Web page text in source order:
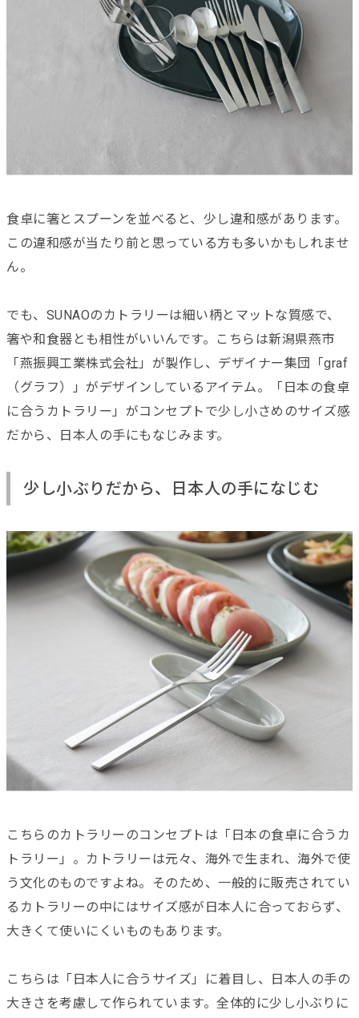
食卓に箸とスプーンを並べると、少し違和感があります。
この違和感が当たり前と思っている方も多いかもしれませ
ん。
でも、SUNAOのカトラリーは細い柄とマットな質感で、
箸や和食器とも相性がいいんです。こちらは新潟県燕市
「燕振興工業株式会社」が製作し、デザイナー集団「graf
（グラフ）」がデザインしているアイテム。「日本の食卓
に合うカトラリー」がコンセプトで少し小さめのサイズ感
だから、日本人の手にもなじみます。
少し小ぶりだから、日本人の手になじむ
こちらのカトラリーのコンセプトは「日本の食卓に合うカ
トラリー」。カトラリーは元々、海外で生まれ、海外で使
う文化のものですよね。そのため、一般的に販売されてい
るカトラリーの中にはサイズ感が日本人に合っておらず、
大きくて使いにくいものもあります。
こちらは「日本人に合うサイズ」に着目し、日本人の手の
大きさを考慮して作られています。全体的に少し小ぶりに